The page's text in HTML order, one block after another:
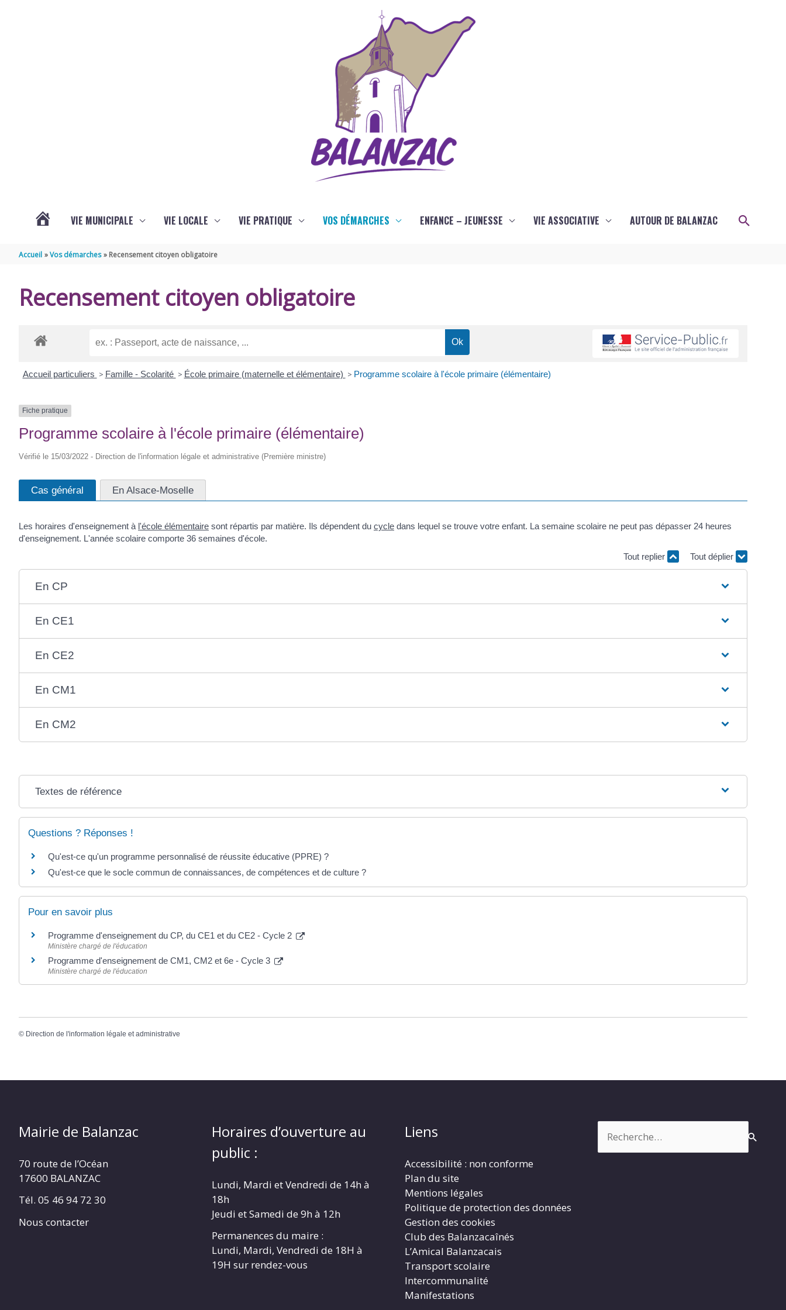
VIE MUNICIPALE VIE LOCALE VIE PRATIQUE VOS DÉMARCHES ENFANCE – JEUNESSE VIE ASSOCIATIVE AUTOUR DE BALANZAC
Accueil Vos démarches Recensement citoyen obligatoire
Recensement citoyen obligatoire
Accueil particuliers > Famille - Scolarité > École primaire (maternelle et élémentaire) > Programme scolaire à l'école primaire (élémentaire)
Fiche pratique
Programme scolaire à l'école primaire (élémentaire)
Vérifié le 15/03/2022 - Direction de l'information légale et administrative (Première ministre)
Cas général En Alsace-Moselle
Les horaires d'enseignement à l'école élémentaire sont répartis par matière. Ils dépendent du cycle dans lequel se trouve votre enfant. La semaine scolaire ne peut pas dépasser 24 heures
d'enseignement. L'année scolaire comporte 36 semaines d'école.
Tout replier
Tout déplier
En CP
En CE1
En CE2
En CM1
En CM2
Textes de référence
Questions ? Réponses !
Qu'est-ce qu'un programme personnalisé de réussite éducative (PPRE) ?
Qu'est-ce que le socle commun de connaissances, de compétences et de culture ?
Pour en savoir plus
Programme d'enseignement du CP, du CE1 et du CE2 - Cycle 2
Ministère chargé de l'éducation
Programme d'enseignement de CM1, CM2 et 6e - Cycle 3
Ministère chargé de l'éducation
© Direction de l'information légale et administrative
Mairie de Balanzac
70 route de l’Océan
17600 BALANZAC
Tél. 05 46 94 72 30
Nous contacter
Horaires d’ouverture au
public :
Lundi, Mardi et Vendredi de 14h à
18h
Jeudi et Samedi de 9h à 12h
Permanences du maire :
Lundi, Mardi, Vendredi de 18H à
19H sur rendez-vous
Liens
Accessibilité : non conforme
Plan du site
Mentions légales
Politique de protection des données
Gestion des cookies
Club des Balanzacaînés
L’Amical Balanzacais
Transport scolaire
Intercommunalité
Manifestations